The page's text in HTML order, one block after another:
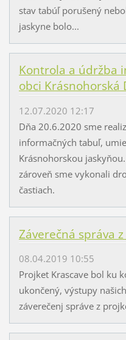
stav tabúľ porušený
jaskyne bolo...
Kontrola a údržba
obci Krásnohorská
12.07.2020 12:17
Dňa 20.6.2020 sme
informačných tabuľ,
Krásnohorskou
zároveň sme vykonali
častiach.
Záverečná správa
08.04.2019 10:55
Projket Krascave bol ku
ukončený, výstupy
záverečenj správe z